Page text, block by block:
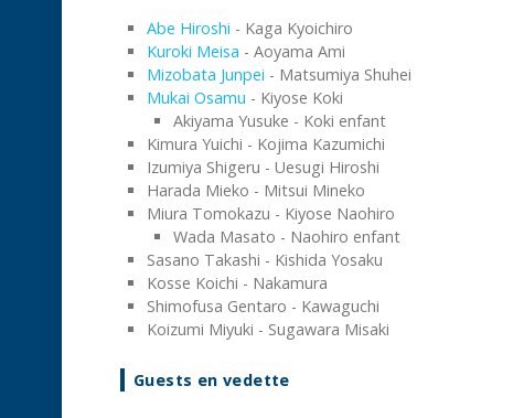
Abe Hiroshi - Kaga Kyoichiro
Kuroki Meisa - Aoyama Ami
Mizobata Junpei - Matsumiya Shuhei
Mukai Osamu - Kiyose Koki
Akiyama Yusuke - Koki enfant
Kimura Yuichi - Kojima Kazumichi
Izumiya Shigeru - Uesugi Hiroshi
Harada Mieko - Mitsui Mineko
Miura Tomokazu - Kiyose Naohiro
Wada Masato - Naohiro enfant
Sasano Takashi - Kishida Yosaku
Kosse Koichi - Nakamura
Shimofusa Gentaro - Kawaguchi
Koizumi Miyuki - Sugawara Misaki
Guests en vedette